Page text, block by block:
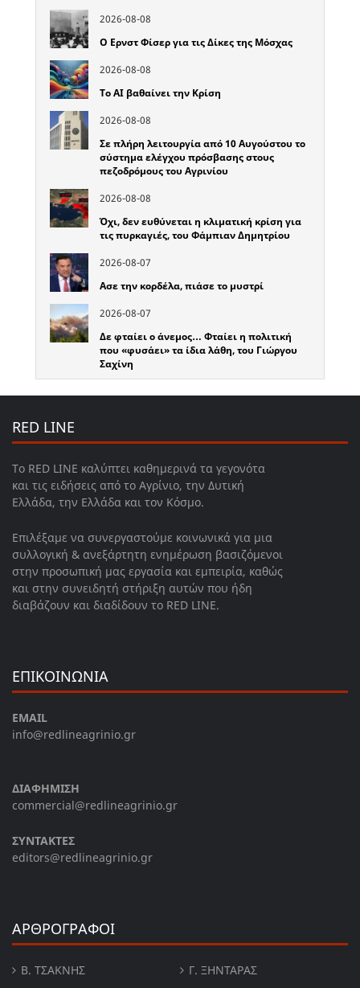
2026-08-08
Ο Ερνστ Φίσερ για τις Δίκες της Μόσχας
2026-08-08
Το ΑΙ βαθαίνει την Κρίση
2026-08-08
Σε πλήρη λειτουργία από 10 Αυγούστου το
σύστημα ελέγχου πρόσβασης στους
πεζοδρόμους του Αγρινίου
2026-08-08
Όχι, δεν ευθύνεται η κλιματική κρίση για
τις πυρκαγιές, του Φάμπιαν Δημητρίου
2026-08-07
Ασε την κορδέλα, πιάσε το μυστρί
2026-08-07
Δε φταίει ο άνεμος… Φταίει η πολιτική
που «φυσάει» τα ίδια λάθη, του Γιώργου
Σαχίνη
RED LINE
Το RED LINE καλύπτει καθημερινά τα γεγονότα
και τις ειδήσεις από το Αγρίνιο, την Δυτική
Ελλάδα, την Ελλάδα και τον Κόσμο.
Επιλέξαμε να συνεργαστούμε κοινωνικά για μια
συλλογική & ανεξάρτητη ενημέρωση βασιζόμενοι
στην προσωπική μας εργασία και εμπειρία, καθώς
και στην συνειδητή στήριξη αυτών που ήδη
διαβάζουν και διαδίδουν το RED LINE.
ΕΠΙΚΟΙΝΩΝΙΑ
EMAIL
info@redlineagrinio.gr
ΔΙΑΦΗΜΙΣΗ
commercial@redlineagrinio.gr
ΣΥΝΤΑΚΤΕΣ
editors@redlineagrinio.gr
ΑΡΘΡΟΓΡΑΦΟΙ
Β. ΤΣΆΚΝΗΣ Γ. ΞΗΝΤΆΡΑΣ